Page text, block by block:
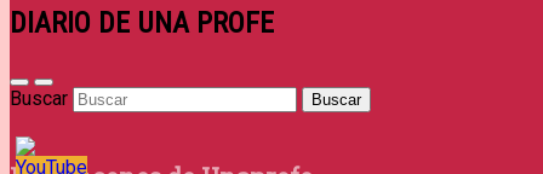
DIARIO DE UNA PROFE
Buscar